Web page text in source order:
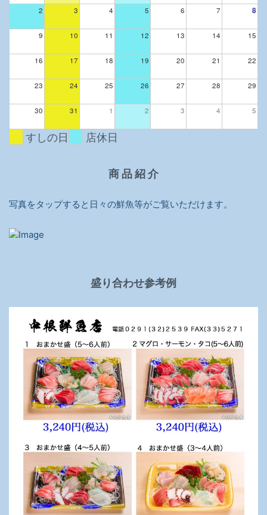
2 3 4 5 6 7 8
9 10 11 12 13 14 15
16 17 18 19 20 21 22
23 24 25 26 27 28 29
30 31 1 2 3 4 5
すしの日 店休日
商 品 紹 介
写真をタップすると日々の鮮魚等がご覧いただけます。
盛り合わせ参考例